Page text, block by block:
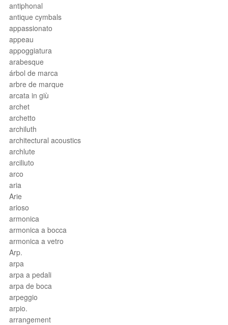
antiphonal
antique cymbals
appassionato
appeau
appoggiatura
arabesque
árbol de marca
arbre de marque
arcata in giù
archet
archetto
archiluth
architectural acoustics
archlute
arciliuto
arco
aria
Arie
arioso
armonica
armonica a bocca
armonica a vetro
Arp.
arpa
arpa a pedali
arpa de boca
arpeggio
arpio.
arrangement